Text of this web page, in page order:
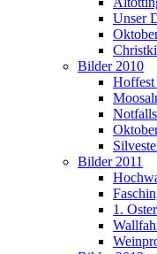
Unser
Bilder 2010
Hoffest
Bilder 2011
1.